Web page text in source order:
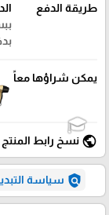
طريقة الدفع
يمكن شراؤها معاً
public نسخ رابط المنتج
policy سياسة